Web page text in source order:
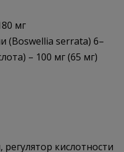
мг
(Boswellia serrata) 6–
– 100 мг (65 мг)
кислотности